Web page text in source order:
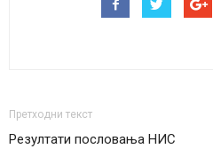
Претходни текст
Резултати пословања НИС